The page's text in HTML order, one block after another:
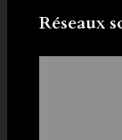
Réseaux